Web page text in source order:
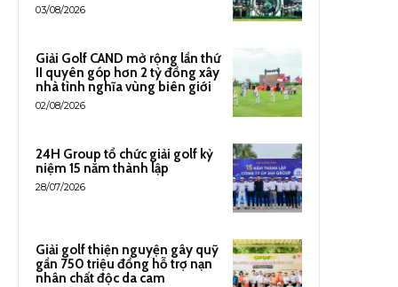
03/08/2026
Giải Golf CAND mở rộng lần thứ
II quyên góp hơn 2 tỷ đồng xây
nhà tình nghĩa vùng biên giới
02/08/2026
24H Group tổ chức giải golf kỷ
niệm 15 năm thành lập
28/07/2026
Giải golf thiện nguyện gây quỹ
gần 750 triệu đồng hỗ trợ nạn
nhân chất độc da cam